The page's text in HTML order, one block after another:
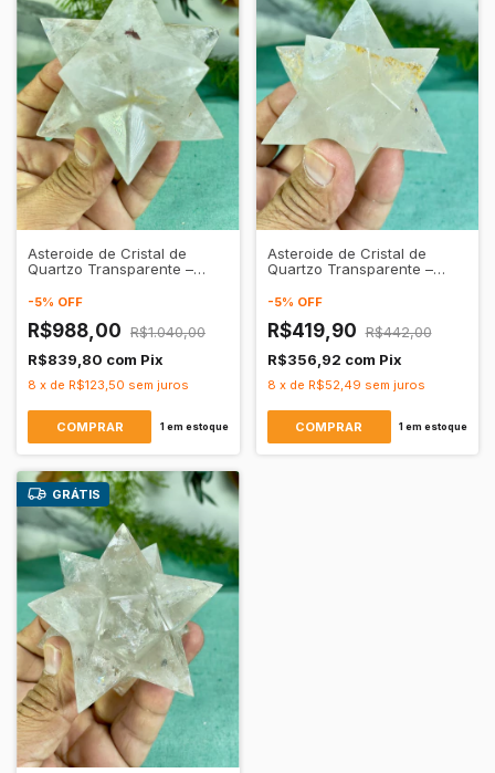
Asteroide de Cristal de
Quartzo Transparente –
Purificação Energética
-5% OFF
R$988,00 R$1.040,00
R$839,80 com Pix
8 x de R$123,50 sem juros
1 em estoque
Asteroide de Cristal de
Quartzo Transparente –
Purificação Energética
-5% OFF
R$419,90 R$442,00
R$356,92 com Pix
8 x de R$52,49 sem juros
1 em estoque
GRÁTIS